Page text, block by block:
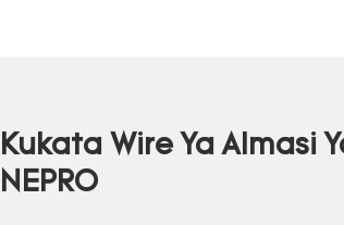
Wire Ya Almasi